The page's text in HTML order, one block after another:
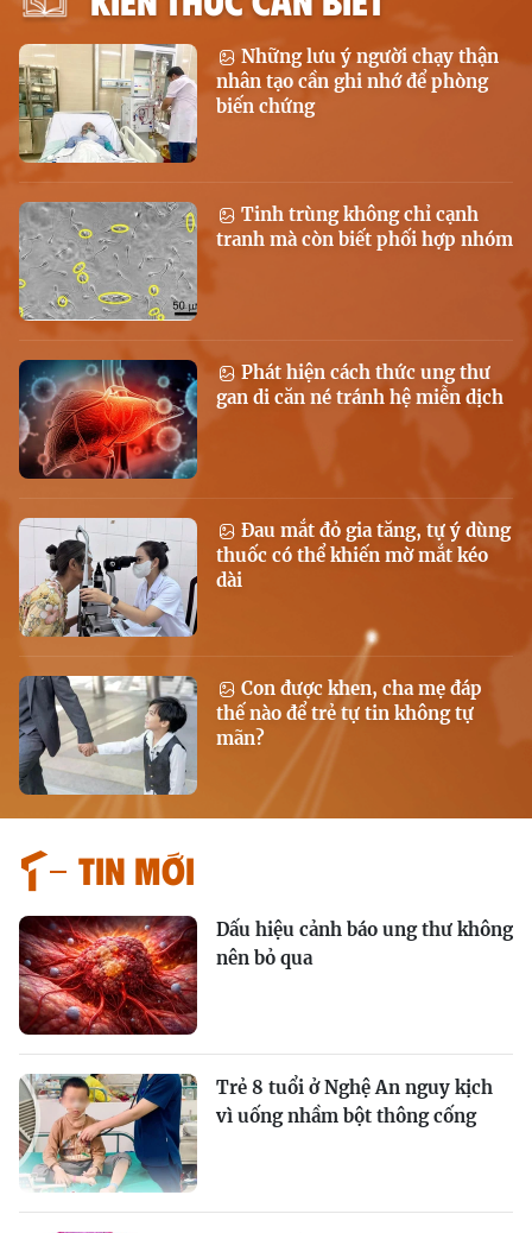
Những lưu ý người chạy thận
nhân tạo cần ghi nhớ để phòng
biến chứng
Tinh trùng không chỉ cạnh
tranh mà còn biết phối hợp nhóm
Phát hiện cách thức ung thư
gan di căn né tránh hệ miễn dịch
Đau mắt đỏ gia tăng, tự ý dùng
thuốc có thể khiến mờ mắt kéo
dài
Con được khen, cha mẹ đáp
thế nào để trẻ tự tin không tự
mãn?
Tin mới
Dấu hiệu cảnh báo ung thư không
nên bỏ qua
Trẻ 8 tuổi ở Nghệ An nguy kịch
vì uống nhầm bột thông cống